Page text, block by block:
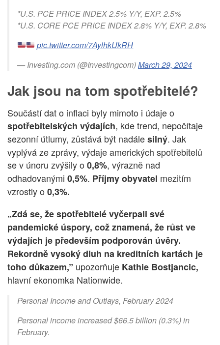
*U.S. PCE PRICE INDEX 2.5% Y/Y, EXP. 2.5%
*U.S. CORE PCE PRICE INDEX 2.8% Y/Y, EXP. 2.8%
pic.twitter.com/7AylhkUkRH
— Investing.com (@Investingcom)March 29, 2024
Jak jsou na tom spotřebitelé?
Součástí dat o inflaci byly mimoto i údaje o
spotřebitelských výdajích, kde trend, nepočítaje
sezonní útlumy, zůstává být nadálesilný. Jak
vyplývá ze zprávy, výdaje amerických spotřebitelů
se v únoru zvýšily o 0,8%, výrazně nad
odhadovanými 0,5%. Příjmy obyvatel mezitím
vzrostly o 0,3%.
„Zdá se, že spotřebitelé vyčerpali své
pandemické úspory, což znamená, že růst ve
výdajích je především podporován úvěry.
Rekordně vysoký dluh na kreditních kartách je
toho důkazem,” upozorňuje Kathie Bostjancic,
hlavní ekonomka Nationwide.
Personal Income and Outlays, February 2024
Personal income increased $66.5 billion (0.3%) in
February.